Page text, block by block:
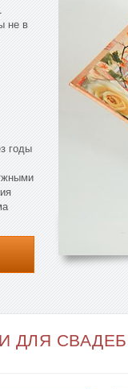
не в
годы
ДЛЯ